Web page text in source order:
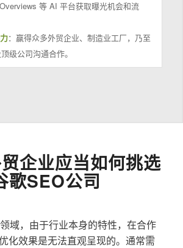
等 AI 平台获取曝光机会和流
：赢得众多外贸企业、制造业工厂，乃至
级公司沟通合作。
企业应当如何挑选
歌SEO公司
域，由于行业本身的特性，在合作
化效果是无法直观呈现的。通常需